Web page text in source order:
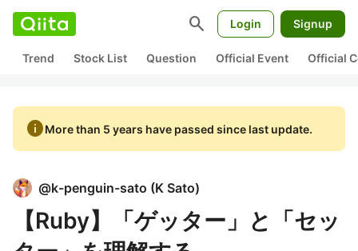
search Login Signup
Trend Stock List Question Official Event Official
infoMore than 5 years have passed since last update.
@k-penguin-sato (K Sato)
【Ruby】「ゲッター」と「セッ